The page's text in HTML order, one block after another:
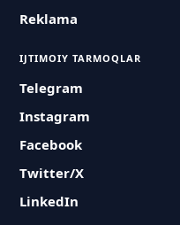
Reklama
IJTIMOIY TARMOQLAR
Telegram
Instagram
Facebook
Twitter/X
LinkedIn